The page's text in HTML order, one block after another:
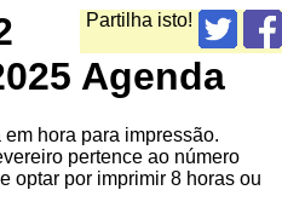
Partilha isto!
Agenda
hora para impressão.
pertence ao número
optar por imprimir 8 horas ou